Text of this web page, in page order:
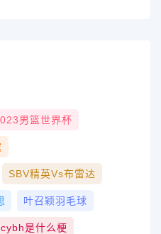
男篮世界杯
SBV精英vs布雷达
叶召颖羽毛球
是什么梗